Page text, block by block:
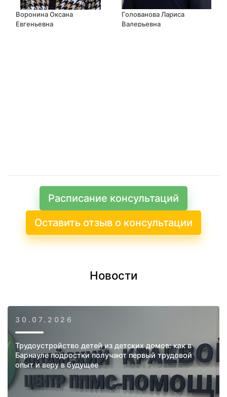
Воронина Оксана
Евгеньевна
Голованова Лариса
Валерьевна
Расписание консультаций
Оставить отзыв о консультации
Новости
30.07.2026
Трудоустройство детей из детских домов: как в
Барнауле подростки получают первый трудовой
опыт и веру в будущее